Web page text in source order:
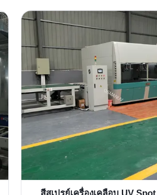
เคลือบอินฟราเรดแบน 1 ความ
การปรับระดับที่มีประสิทธิภาพ:
สายพานลำเลียง: ใช้โซ่ชนิดก้าน
สตีล 3 ระบบส่งกำลัง: มอเตอร์ส่
ตัวลดเกียร์ TWT ของไ...